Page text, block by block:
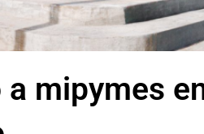
mipymes